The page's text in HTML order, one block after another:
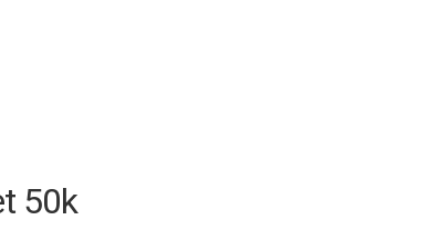
50k